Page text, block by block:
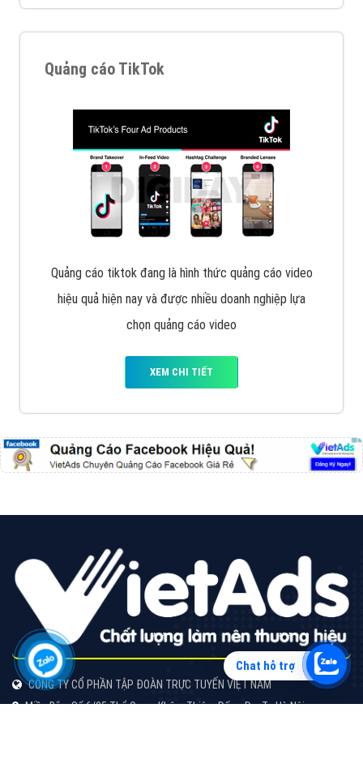
Chat hỗ trợ
Cốc Cốc là trình duyệt web trực tuyến hiệu quả, hãy
cùng VietAds tìm hiểu về các hình thức quảng cáo
của trình duyệt Cốc Cốc
Quảng cáo Zalo
Vì sao doanh nghiệp bạn nên quảng cáo trên Zalo?
Hãy cùng VietAds tìm hiểu về các hình thức quảng
cáo Zalo hiệu quả
XEM CHI TIẾT